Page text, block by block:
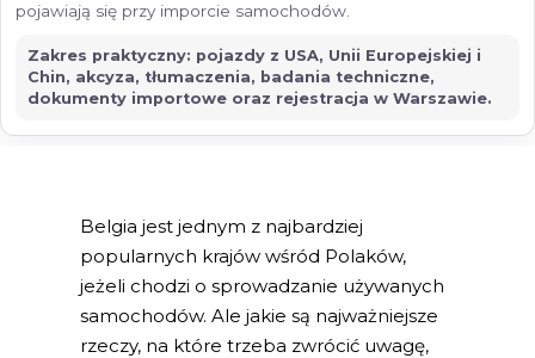
Belgia jest jednym z najbardziej
popularnych krajów wśród Polaków,
jeżeli chodzi o sprowadzanie używanych
samochodów. Ale jakie są najważniejsze
rzeczy, na które trzeba zwrócić uwagę,
pojawiają się przy imporcie samochodów.
Zakres praktyczny: pojazdy z USA, Unii Europejskiej i
Chin, akcyza, tłumaczenia, badania techniczne,
dokumenty importowe oraz rejestracja w Warszawie.